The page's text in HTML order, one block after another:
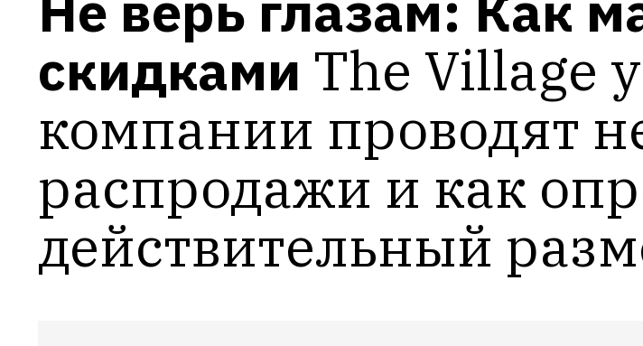
скидками The Village
компании проводят
распродажи и как
действительный